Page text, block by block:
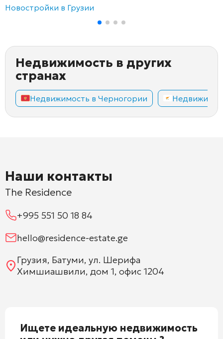
Новостройки в Грузии
Недвижимость в других
странах
Недвижимость в Черногории
Наши контакты
The Residence
+995 551 50 18 84
hello@residence-estate.ge
Грузия, Батуми, ул. Шерифа
Химшиашвили, дом 1, офис 1204
Ищете идеальную недвижимость